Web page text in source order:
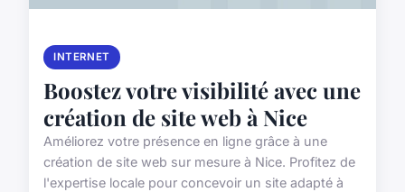
INTERNET
Boostez votre visibilité avec une
création de site web à Nice
Améliorez votre présence en ligne grâce à une
création de site web sur mesure à Nice. Profitez de
l'expertise locale pour concevoir un site adapté à